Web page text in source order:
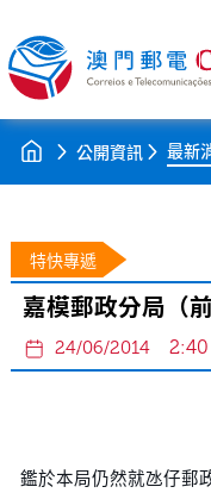
公開資訊 最新
特快專遞
嘉模郵政分局（
24/06/2014
鑑於本局仍然就氹仔郵